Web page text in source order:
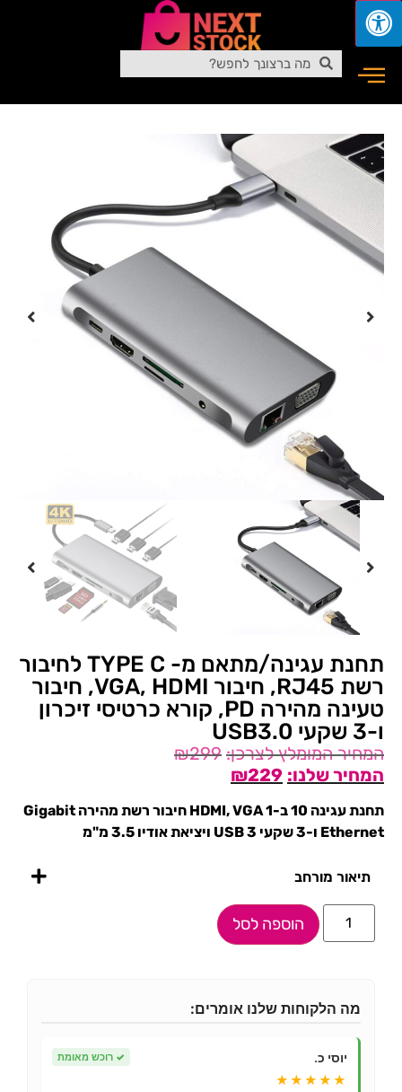
תחנת עגינה/מתאם מ- TYPE C לחיבור
רשת RJ45, חיבור VGA, HDMI, חיבור
טעינה מהירה PD, קורא כרטיסי זיכרון
ו-3 שקעי USB3.0
₪299
₪229
תחנת עגינה 10 ב-1 HDMI, VGA חיבור רשת מהירה Gigabit
Ethernet ו-3 שקעי USB 3 ויציאת אודיו 3.5 מ"מ
תיאור מורחב
הוספה לסל
מה הלקוחות שלנו אומרים:
יוסי כ. ✓ רוכש מאומת
★★★★★